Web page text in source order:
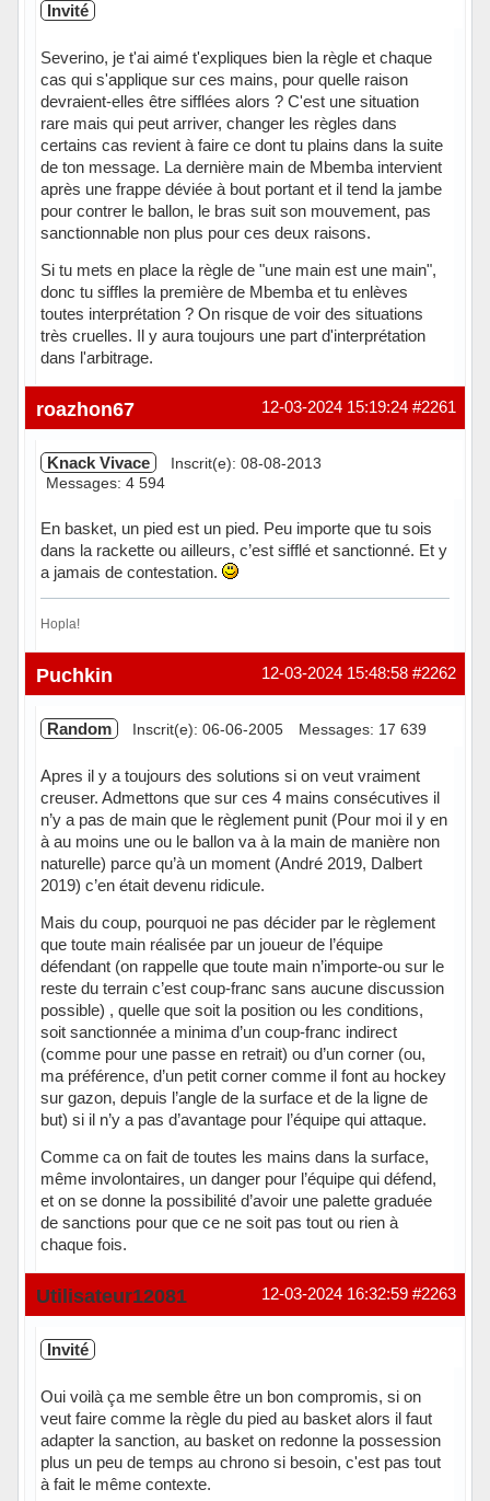
Invité
Severino, je t'ai aimé t'expliques bien la règle et chaque
cas qui s'applique sur ces mains, pour quelle raison
devraient-elles être sifflées alors ? C'est une situation
rare mais qui peut arriver, changer les règles dans
certains cas revient à faire ce dont tu plains dans la suite
de ton message. La dernière main de Mbemba intervient
après une frappe déviée à bout portant et il tend la jambe
pour contrer le ballon, le bras suit son mouvement, pas
sanctionnable non plus pour ces deux raisons.
Si tu mets en place la règle de "une main est une main",
donc tu siffles la première de Mbemba et tu enlèves
toutes interprétation ? On risque de voir des situations
très cruelles. Il y aura toujours une part d'interprétation
dans l'arbitrage.
#2261
12-03-2024 15:19:24
roazhon67
Knack Vivace
Inscrit(e): 08-08-2013
Messages: 4 594
En basket, un pied est un pied. Peu importe que tu sois
dans la rackette ou ailleurs, c’est sifflé et sanctionné. Et y
a jamais de contestation.
Hopla!
Hors ligne #2262
12-03-2024 15:48:58
Puchkin
Random Inscrit(e): 06-06-2005 Messages: 17 639
Apres il y a toujours des solutions si on veut vraiment
creuser. Admettons que sur ces 4 mains consécutives il
n’y a pas de main que le règlement punit (Pour moi il y en
à au moins une ou le ballon va à la main de manière non
naturelle) parce qu’à un moment (André 2019, Dalbert
2019) c’en était devenu ridicule.
Mais du coup, pourquoi ne pas décider par le règlement
que toute main réalisée par un joueur de l’équipe
défendant (on rappelle que toute main n’importe-ou sur le
reste du terrain c’est coup-franc sans aucune discussion
possible) , quelle que soit la position ou les conditions,
soit sanctionnée a minima d’un coup-franc indirect
(comme pour une passe en retrait) ou d’un corner (ou,
ma préférence, d’un petit corner comme il font au hockey
sur gazon, depuis l’angle de la surface et de la ligne de
but) si il n’y a pas d’avantage pour l’équipe qui attaque.
Comme ca on fait de toutes les mains dans la surface,
même involontaires, un danger pour l’équipe qui défend,
et on se donne la possibilité d’avoir une palette graduée
de sanctions pour que ce ne soit pas tout ou rien à
chaque fois.
Hors ligne #2263
12-03-2024 16:32:59
Utilisateur12081
Invité
Oui voilà ça me semble être un bon compromis, si on
veut faire comme la règle du pied au basket alors il faut
adapter la sanction, au basket on redonne la possession
plus un peu de temps au chrono si besoin, c'est pas tout
à fait le même contexte.